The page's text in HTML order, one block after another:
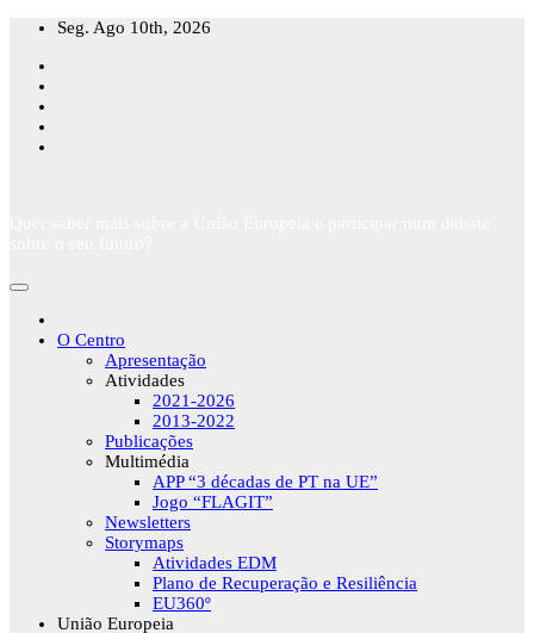
Skip
content
Seg. Ago 10th, 2026
O Centro
Apresentação
Atividades
2021-2026
2013-2022
Publicações
Multimédia
APP “3 décadas de PT na UE”
Jogo “FLAGIT”
Newsletters
Storymaps
Atividades EDM
Plano de Recuperação e Resiliência
EU360º
União Europeia